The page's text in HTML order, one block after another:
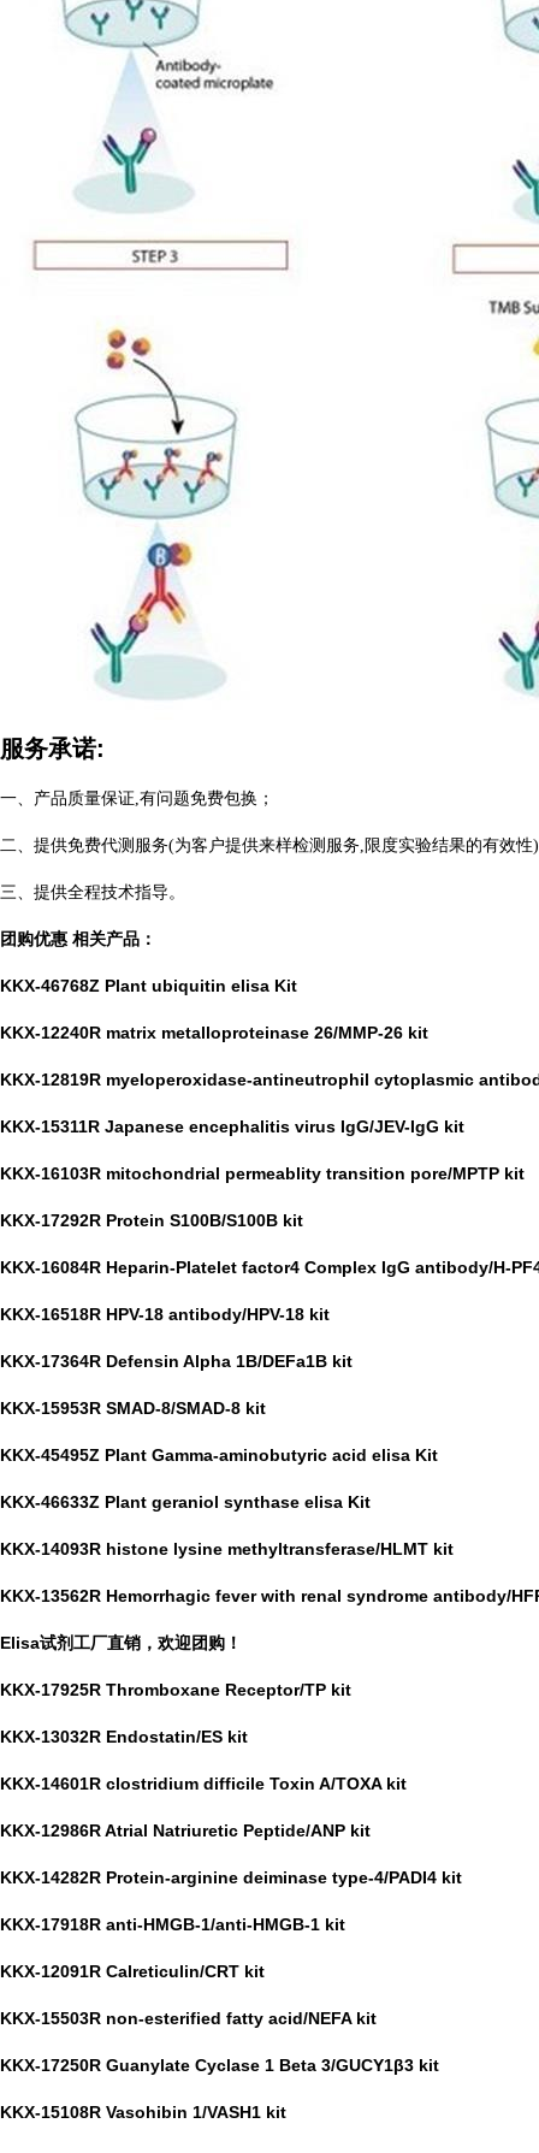
服务承诺:
一、产品质量保证,有问题免费包换；
二、提供免费代测服务(为客户提供来样检测服务,限度实验结果的有效性
三、提供全程技术指导。
团购优惠 相关产品：
KKX-46768Z Plant ubiquitin elisa Kit
KKX-12240R matrix metalloproteinase 26/MMP-26 kit
KKX-12819R myeloperoxidase-antineutrophil cytoplasmic
KKX-15311R Japanese encephalitis virus IgG/JEV-IgG kit
KKX-16103R mitochondrial permeablity transition pore/MPTP kit
KKX-17292R Protein S100B/S100B kit
KKX-16084R Heparin-Platelet factor4 Complex IgG antibody/H-
KKX-16518R HPV-18 antibody/HPV-18 kit
KKX-17364R Defensin Alpha 1B/DEFa1B kit
KKX-15953R SMAD-8/SMAD-8 kit
KKX-45495Z Plant Gamma-aminobutyric acid elisa Kit
KKX-46633Z Plant geraniol synthase elisa Kit
KKX-14093R histone lysine methyltransferase/HLMT kit
KKX-13562R Hemorrhagic fever with renal syndrome antibody/
Elisa试剂工厂直销，欢迎团购！
KKX-17925R Thromboxane Receptor/TP kit
KKX-13032R Endostatin/ES kit
KKX-14601R clostridium difficile Toxin A/TOXA kit
KKX-12986R Atrial Natriuretic Peptide/ANP kit
KKX-14282R Protein-arginine deiminase type-4/PADI4 kit
KKX-17918R anti-HMGB-1/anti-HMGB-1 kit
KKX-12091R Calreticulin/CRT kit
KKX-15503R non-esterified fatty acid/NEFA kit
KKX-17250R Guanylate Cyclase 1 Beta 3/GUCY1β3 kit
KKX-15108R Vasohibin 1/VASH1 kit